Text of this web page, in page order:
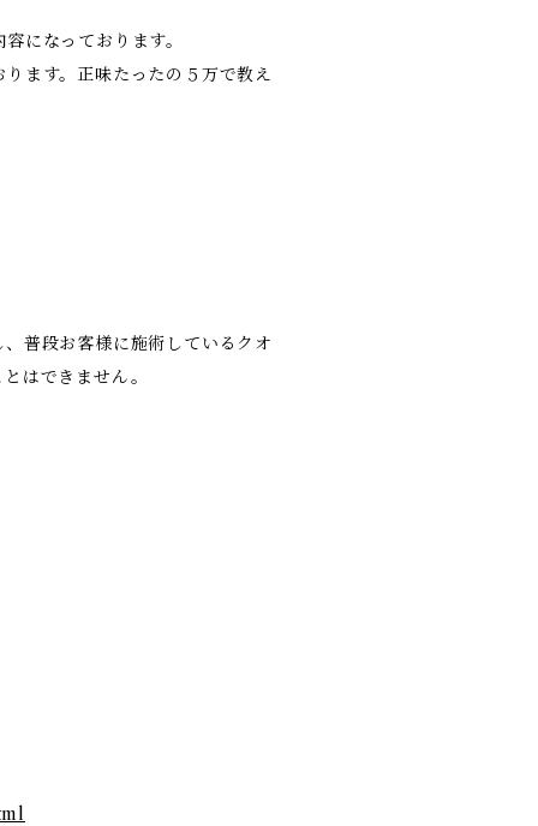
になっております。
ます。正味たったの５万で教え
普段お客様に施術しているクオ
はできません。